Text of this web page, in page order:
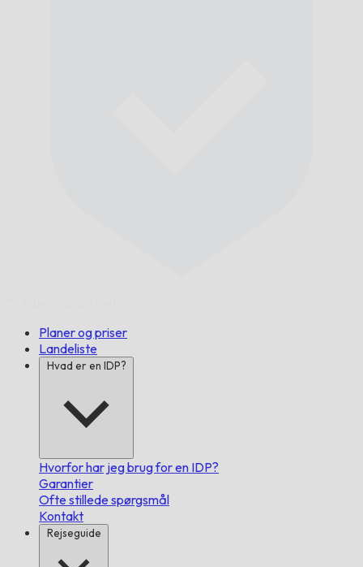
Planer og priser
Landeliste
Hvad er en IDP?
Hvorfor har jeg brug for en IDP?
Garantier
Ofte stillede spørgsmål
Kontakt
Rejseguide